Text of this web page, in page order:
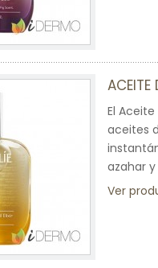
ACEITE
El
aceites
azahar
Ver